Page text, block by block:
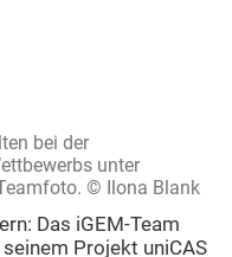
bei der
unter
© Ilona Blank
Das iGEM-Team
Projekt uniCAS